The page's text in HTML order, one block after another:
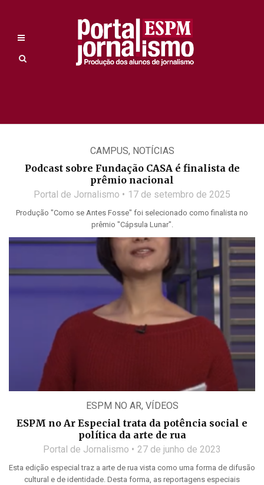
CAMPUS, NOTÍCIAS
Podcast sobre Fundação CASA é finalista de
prêmio nacional
Portal de Jornalismo 17 de setembro de 2025
Produção "Como se Antes Fosse" foi selecionado como finalista no
prêmio "Cápsula Lunar".
ESPM NO AR, VÍDEOS
ESPM no Ar Especial trata da potência social e
política da arte de rua
Portal de Jornalismo 27 de junho de 2023
Esta edição especial traz a arte de rua vista como uma forma de difusão
cultural e de identidade. Desta forma, as reportagens especiais